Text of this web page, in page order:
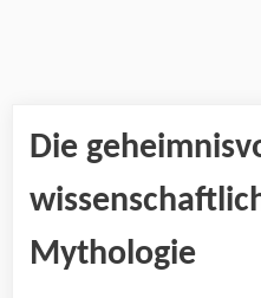
Die
Mythologie